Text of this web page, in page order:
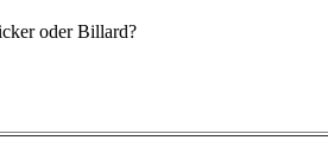
oder Billard?